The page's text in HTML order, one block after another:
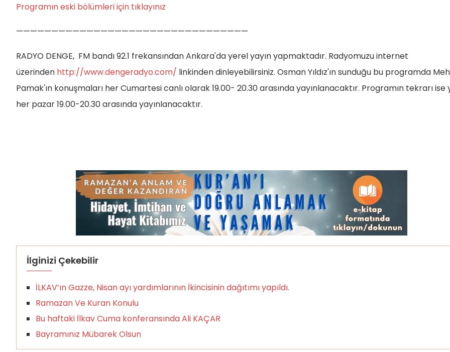
Programın eski bölümleri için tıklayınız
—————————————————————————————————
RADYO DENGE, FM bandı 92.1 frekansından Ankara'da yerel yayın yapmaktadır. Radyomuzu internet
üzerinden http://www.dengeradyo.com/ linkinden dinleyebilirsiniz. Osman Yıldız'ın sunduğu bu programda
Pamak'ın konuşmaları her Cumartesi canlı olarak 19.00- 20.30 arasında yayınlanacaktır. Programın tekrarı ise
her pazar 19.00-20.30 arasında yayınlanacaktır.
İlginizi Çekebilir
İLKAV’ın Gazze, Nisan ayı yardımlarının İkincisinin dağıtımı yapıldı.
Ramazan Ve Kuran Konulu
Bu haftaki İlkav Cuma konferansında Ali KAÇAR
Bayramınız Mübarek Olsun